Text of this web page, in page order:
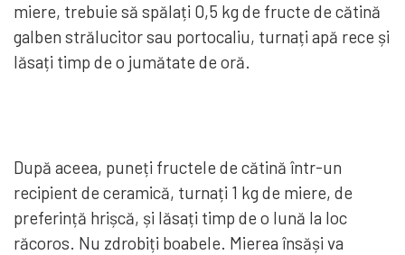
miere, trebuie să spălați 0,5 kg de fructe de cătină
galben strălucitor sau portocaliu, turnați apă rece și
lăsați timp de o jumătate de oră.
După aceea, puneți fructele de cătină într-un
recipient de ceramică, turnați 1 kg de miere, de
preferință hrișcă, și lăsați timp de o lună la loc
răcoros. Nu zdrobiți boabele. Mierea însăși va